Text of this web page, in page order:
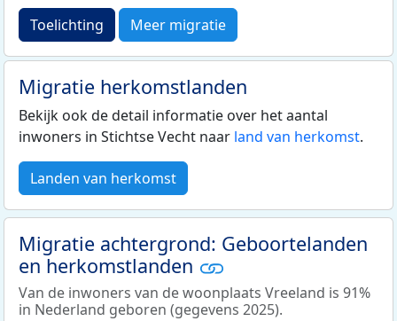
Toelichting Meer migratie
Migratie herkomstlanden
Bekijk ook de detail informatie over het aantal
inwoners in Stichtse Vecht naar land van herkomst.
Landen van herkomst
Migratie achtergrond: Geboortelanden
en herkomstlanden
Van de inwoners van de woonplaats Vreeland is 91%
in Nederland geboren (gegevens 2025).